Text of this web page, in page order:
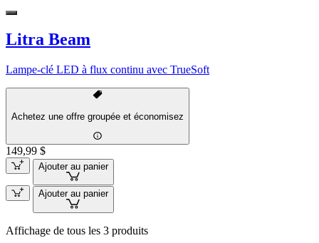
Litra Beam
Lampe-clé LED à flux continu avec TrueSoft
Achetez une offre groupée et économisez
149,99 $
Ajouter au panier
Ajouter au panier
Affichage de tous les 3 produits